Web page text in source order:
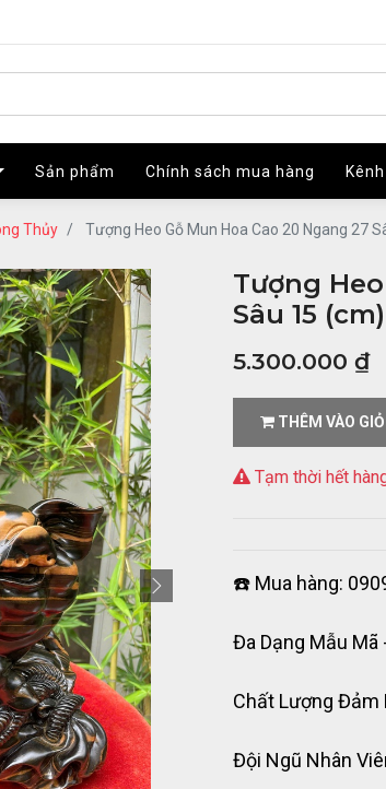
Sản phẩm Chính sách mua hàng
Sản phẩm Chính sách mua hàng
Thủy Tượng Heo Gỗ Mun Hoa Cao 20 Ngang 27
Tượng
Sâu 15 (cm)
5.300.000 ₫
THÊM VÀO
Tạm thời hết
☎️ Mua hàng:
Đa Dạng Mẫu Mã
Chất Lượng Đảm
Đội Ngũ Nhân